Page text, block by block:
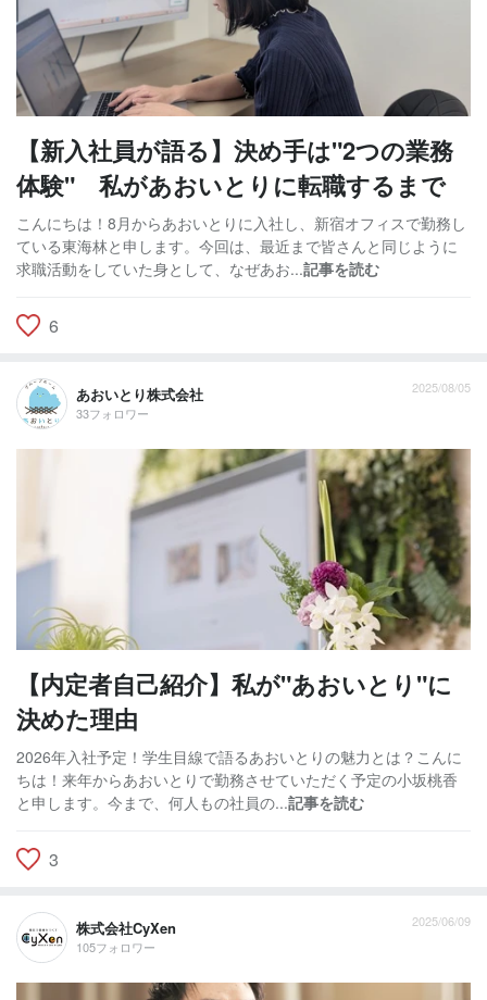
【新入社員が語る】決め手は"2つの業務
体験" 私があおいとりに転職するまで
こんにちは！8月からあおいとりに入社し、新宿オフィスで勤務し
ている東海林と申します。今回は、最近まで皆さんと同じように
求職活動をしていた身として、なぜあお...記事を読む
6
あおいとり株式会社
33フォロワー
2025/08/05
【内定者自己紹介】私が"あおいとり"に
決めた理由
2026年入社予定！学生目線で語るあおいとりの魅力とは？こんに
ちは！来年からあおいとりで勤務させていただく予定の小坂桃香
と申します。今まで、何人もの社員の...記事を読む
3
株式会社CyXen
105フォロワー
2025/06/09